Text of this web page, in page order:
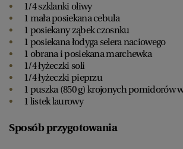
1/4 szklanki oliwy
1 mała posiekana cebula
1 posiekany ząbek czosnku
1 posiekana łodyga selera naciowego
1 obrana i posiekana marchewka
1/4 łyżeczki soli
1/4 łyżeczki pieprzu
1 puszka (850 g) krojonych pomidorów
1 listek laurowy
Sposób przygotowania